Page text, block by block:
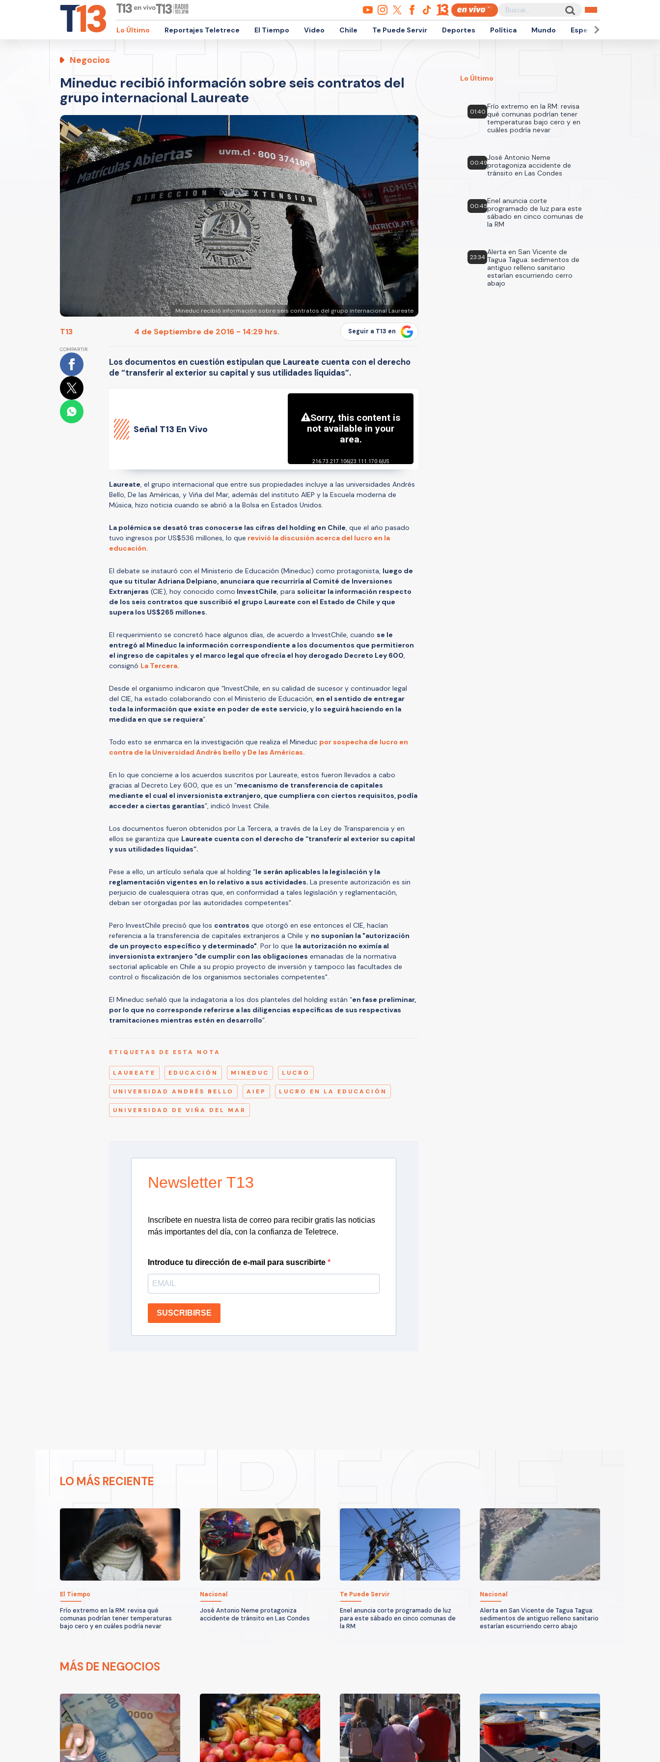
Lo Último Reportajes Teletrece El Tiempo Video Chile Te Puede Servir Deportes Política Mundo Espectáculos
Negocios
Mineduc recibió información sobre seis contratos del
grupo internacional Laureate
Mineduc recibió información sobre seis contratos del grupo internacional Laureate
T13 4 de Septiembre de 2016 - 14:29 hrs. Seguir a T13 en
COMPARTIR
Los documentos en cuestión estipulan que Laureate cuenta con el derecho
de “transferir al exterior su capital y sus utilidades líquidas”.
Señal T13 En Vivo
Laureate, el grupo internacional que entre sus propiedades incluye a las universidades Andrés
Bello, De las Américas, y Viña del Mar, además del instituto AIEP y la Escuela moderna de
Música, hizo noticia cuando se abrió a la Bolsa en Estados Unidos.
La polémica se desató tras conocerse las cifras del holding en Chile, que el año pasado
tuvo ingresos por US$536 millones, lo que revivió la discusión acerca del lucro en la
educación.
El debate se instauró con el Ministerio de Educación (Mineduc) como protagonista, luego de
que su titular Adriana Delpiano, anunciara que recurriría al Comité de Inversiones
Extranjeras (CIE), hoy conocido como InvestChile, para solicitar la información respecto
de los seis contratos que suscribió el grupo Laureate con el Estado de Chile y que
supera los US$265 millones.
El requerimiento se concretó hace algunos días, de acuerdo a InvestChile, cuando se le
entregó al Mineduc la información correspondiente a los documentos que permitieron
el ingreso de capitales y el marco legal que ofrecía el hoy derogado Decreto Ley 600,
consignó La Tercera.
Desde el organismo indicaron que “InvestChile, en su calidad de sucesor y continuador legal
del CIE, ha estado colaborando con el Ministerio de Educación, en el sentido de entregar
toda la información que existe en poder de este servicio, y lo seguirá haciendo en la
medida en que se requiera”.
Todo esto se enmarca en la investigación que realiza el Mineduc por sospecha de lucro en
contra de la Universidad Andrés bello y De las Américas.
En lo que concierne a los acuerdos suscritos por Laureate, estos fueron llevados a cabo
gracias al Decreto Ley 600, que es un “mecanismo de transferencia de capitales
mediante el cual el inversionista extranjero, que cumpliera con ciertos requisitos, podía
acceder a ciertas garantías”, indicó Invest Chile.
Los documentos fueron obtenidos por La Tercera, a través de la Ley de Transparencia y en
ellos se garantiza que Laureate cuenta con el derecho de “transferir al exterior su capital
y sus utilidades líquidas”.
Pese a ello, un artículo señala que al holding “le serán aplicables la legislación y la
reglamentación vigentes en lo relativo a sus actividades. La presente autorización es sin
perjuicio de cualesquiera otras que, en conformidad a tales legislación y reglamentación,
deban ser otorgadas por las autoridades competentes”.
Pero InvestChile precisó que los contratos que otorgó en ese entonces el CIE, hacían
referencia a la transferencia de capitales extranjeros a Chile y no suponían la "autorización
de un proyecto específico y determinado". Por lo que la autorización no eximía al
inversionista extranjero "de cumplir con las obligaciones emanadas de la normativa
sectorial aplicable en Chile a su propio proyecto de inversión y tampoco las facultades de
control o fiscalización de los organismos sectoriales competentes".
El Mineduc señaló que la indagatoria a los dos planteles del holding están “en fase preliminar,
por lo que no corresponde referirse a las diligencias específicas de sus respectivas
tramitaciones mientras estén en desarrollo”.
ETIQUETAS DE ESTA NOTA
LAUREATE EDUCACIÓN MINEDUC LUCRO
UNIVERSIDAD ANDRÉS BELLO AIEP LUCRO EN LA EDUCACIÓN
UNIVERSIDAD DE VIÑA DEL MAR
Newsletter T13
Inscríbete en nuestra lista de correo para recibir gratis las noticias
más importantes del día, con la confianza de Teletrece.
Introduce tu dirección de e-mail para suscribirte
SUSCRIBIRSE
Lo Último
01:40
Frío extremo en la RM: revisa
qué comunas podrían tener
temperaturas bajo cero y en
cuáles podría nevar
00:49
José Antonio Neme
protagoniza accidente de
tránsito en Las Condes
00:45
Enel anuncia corte
programado de luz para este
sábado en cinco comunas de
la RM
23:34
Alerta en San Vicente de
Tagua Tagua: sedimentos de
antiguo relleno sanitario
estarían escurriendo cerro
abajo
LO MÁS RECIENTE
El Tiempo
Frío extremo en la RM: revisa qué
comunas podrían tener temperaturas
bajo cero y en cuáles podría nevar
Nacional
José Antonio Neme protagoniza
accidente de tránsito en Las Condes
Te Puede Servir
Enel anuncia corte programado de luz
para este sábado en cinco comunas de
la RM
Nacional
Alerta en San Vicente de Tagua Tagua:
sedimentos de antiguo relleno sanitario
estarían escurriendo cerro abajo
MÁS DE NEGOCIOS